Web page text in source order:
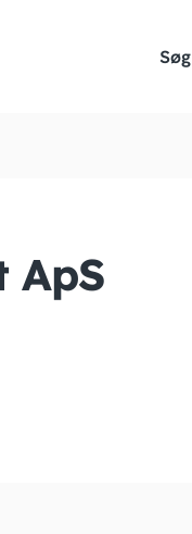
Søg
ApS